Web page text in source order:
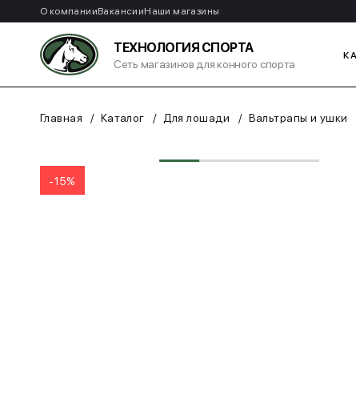
О компанииВакансииНаши магазины
ТЕХНОЛОГИЯ СПОРТА
Сеть магазинов для конного спорта
Главная Каталог Для лошади Вальтрапы и ушки
-15%